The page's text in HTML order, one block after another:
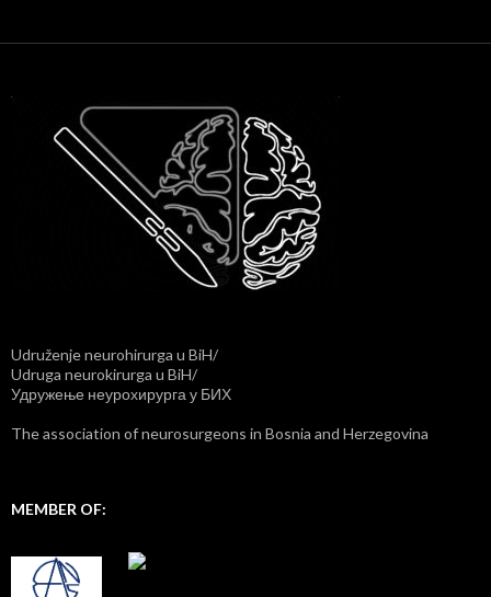
Udruženje neurohirurga u BiH/
Udruga neurokirurga u BiH/
Удружење неурохирурга у БИХ
The association of neurosurgeons in Bosnia and Herzegovina
MEMBER OF: